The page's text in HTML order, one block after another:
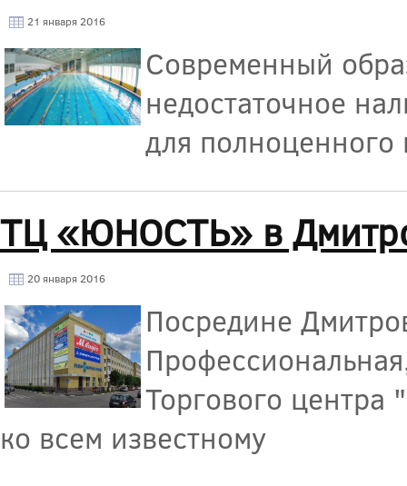
21 января 2016
Современный
недостаточное
для
ТЦ «ЮНОСТЬ» в
20 января 2016
Посредине
Торгового центра
ко всем известному